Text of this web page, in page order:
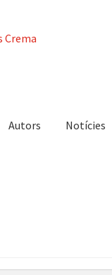
Autors Notícies